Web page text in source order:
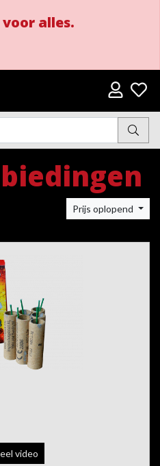
alles.
Prijs oplopend
video